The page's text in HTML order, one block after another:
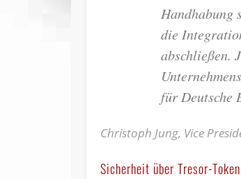
Handhabung
die
abschließen.
für Deutsche
Christoph Jung, Vice
Sicherheit über Tresor-Token